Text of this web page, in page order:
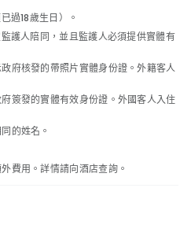
過18歲生日）。
護人陪同，並且監護人必須提供實體有
府核發的帶照片實體身份證。外籍客人
簽發的實體有效身份證。外國客人入住
的姓名。
費用。詳情請向酒店查詢。